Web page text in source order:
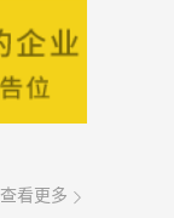
查看更多